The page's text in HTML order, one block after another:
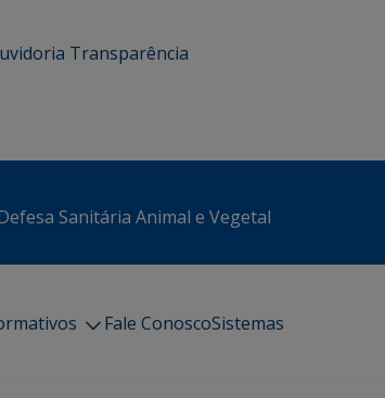
Transparência
Sanitária Animal e Vegetal
Fale ConoscoSistemas